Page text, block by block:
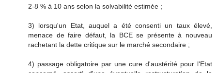
2-8 % à 10 ans selon la solvabilité estimée ;
3) lorsqu'un Etat, auquel a été consenti un taux élevé,
menace de faire défaut, la BCE se présente à nouveau
rachetant la dette critique sur le marché secondaire ;
4) passage obligatoire par une cure d'austérité pour l'Etat